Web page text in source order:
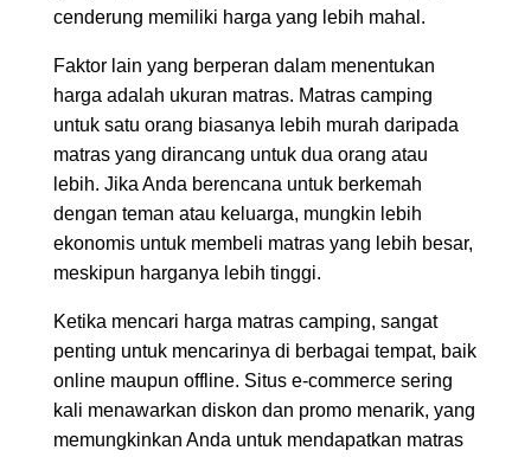
cenderung memiliki harga yang lebih mahal.
Faktor lain yang berperan dalam menentukan
harga adalah ukuran matras. Matras camping
untuk satu orang biasanya lebih murah daripada
matras yang dirancang untuk dua orang atau
lebih. Jika Anda berencana untuk berkemah
dengan teman atau keluarga, mungkin lebih
ekonomis untuk membeli matras yang lebih besar,
meskipun harganya lebih tinggi.
Ketika mencari harga matras camping, sangat
penting untuk mencarinya di berbagai tempat, baik
online maupun offline. Situs e-commerce sering
kali menawarkan diskon dan promo menarik, yang
memungkinkan Anda untuk mendapatkan matras